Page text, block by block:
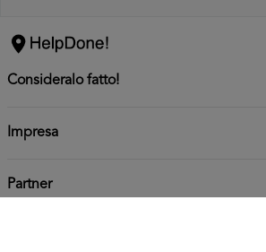
Consideralo fatto!
Impresa
Partner